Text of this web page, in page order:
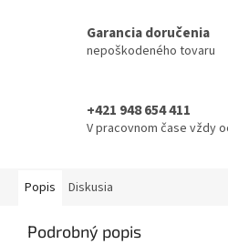
Garancia doručenia
nepoškodeného tovaru
+421 948 654 411
V pracovnom čase vždy
Popis Diskusia
Podrobný popis